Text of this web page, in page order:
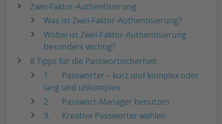
Zwei-Faktor-Authentisierung
Was ist Zwei-Faktor-Authentisierung?
Wobei ist Zwei-Faktor-Authentisierung
besonders wichtig?
8 Tipps für die Passwortsicherheit
1. Passwörter – kurz und komplex oder
lang und unkomplex
2. Passwort-Manager benutzen
3. Kreative Passwörter wählen